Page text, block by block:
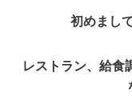
初めまし
レストラン、給食